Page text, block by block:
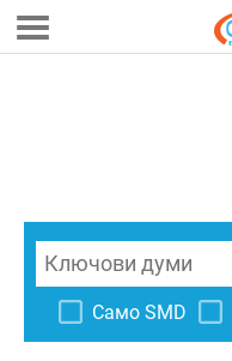
Само SMD